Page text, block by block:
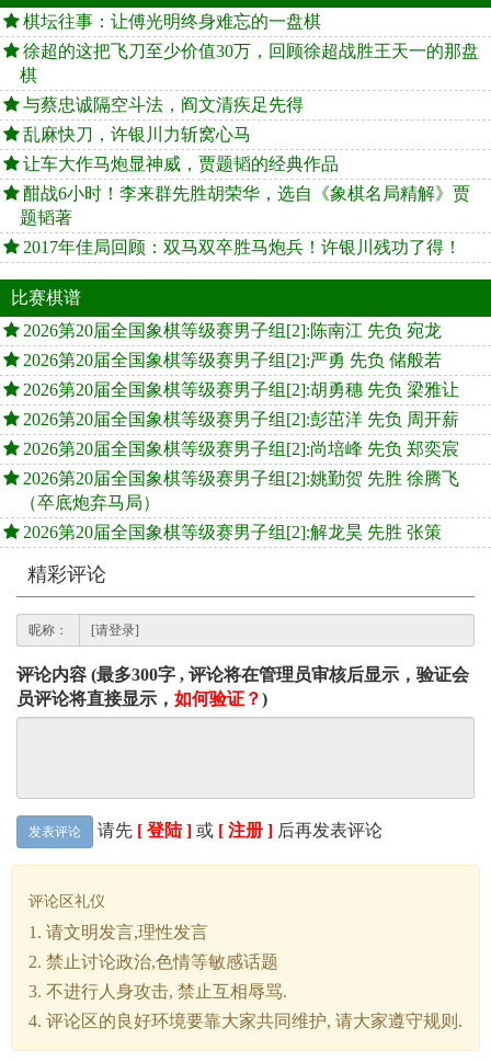
棋坛往事：让傅光明终身难忘的一盘棋
徐超的这把飞刀至少价值30万，回顾徐超战胜王天一的那盘
棋
与蔡忠诚隔空斗法，阎文清疾足先得
乱麻快刀，许银川力斩窝心马
让车大作马炮显神威，贾题韬的经典作品
酣战6小时！李来群先胜胡荣华，选自《象棋名局精解》贾
题韬著
2017年佳局回顾：双马双卒胜马炮兵！许银川残功了得！
比赛棋谱
2026第20届全国象棋等级赛男子组[2]:陈南江 先负 宛龙
2026第20届全国象棋等级赛男子组[2]:严勇 先负 储般若
2026第20届全国象棋等级赛男子组[2]:胡勇穗 先负 梁雅让
2026第20届全国象棋等级赛男子组[2]:彭茁洋 先负 周开薪
2026第20届全国象棋等级赛男子组[2]:尚培峰 先负 郑奕宸
2026第20届全国象棋等级赛男子组[2]:姚勤贺 先胜 徐腾飞
（卒底炮弃马局）
2026第20届全国象棋等级赛男子组[2]:解龙昊 先胜 张策
精彩评论
昵称：
评论内容 (最多300字 , 评论将在管理员审核后显示，验证会
员评论将直接显示， 如何验证？)
发表评论 请先 [ 登陆 ] 或 [ 注册 ] 后再发表评论
评论区礼仪
1. 请文明发言,理性发言
2. 禁止讨论政治,色情等敏感话题
3. 不进行人身攻击, 禁止互相辱骂.
4. 评论区的良好环境要靠大家共同维护, 请大家遵守规则.